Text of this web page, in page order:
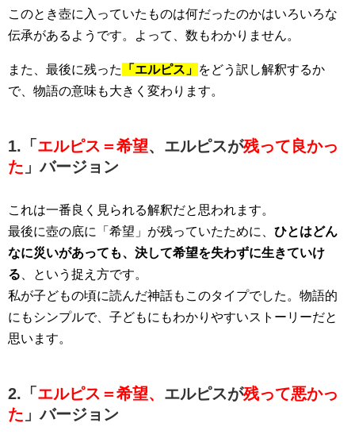
このとき壺に入っていたものは何だったのかはいろいろな
伝承があるようです。よって、数もわかりません。
また、最後に残った 「エルピス」 をどう訳し解釈するか
で、物語の意味も大きく変わります。
1.「 エルピス＝希望、エルピスが残って良かっ
た 」バージョン
これは一番良く見られる解釈だと思われます。
最後に壺の底に「希望」が残っていたために、 ひとはどん
なに災いがあっても、決して希望を失わずに生きていけ
る 、という捉え方です。
私が子どもの頃に読んだ神話もこのタイプでした。物語的
にもシンプルで、子どもにもわかりやすいストーリーだと
思います。
2.「 エルピス＝希望、 エルピスが残って悪かっ
た 」バージョン